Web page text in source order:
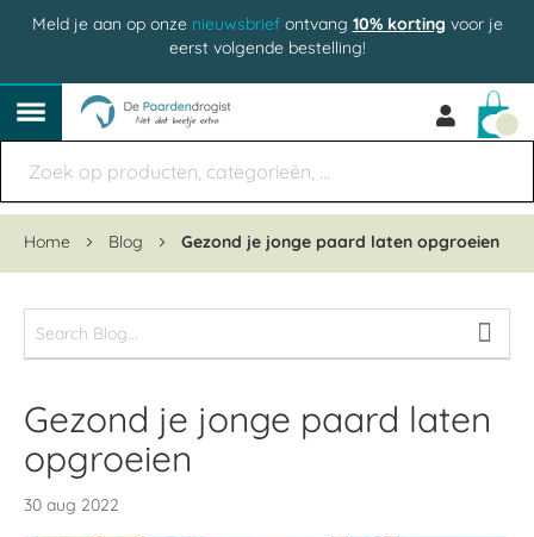
Meld je aan op onze nieuwsbriefontvang 10% korting voor je
eerst volgende bestelling!
Home Blog Gezond je jonge paard laten opgroeien
Gezond je jonge paard laten
opgroeien
30 aug 2022